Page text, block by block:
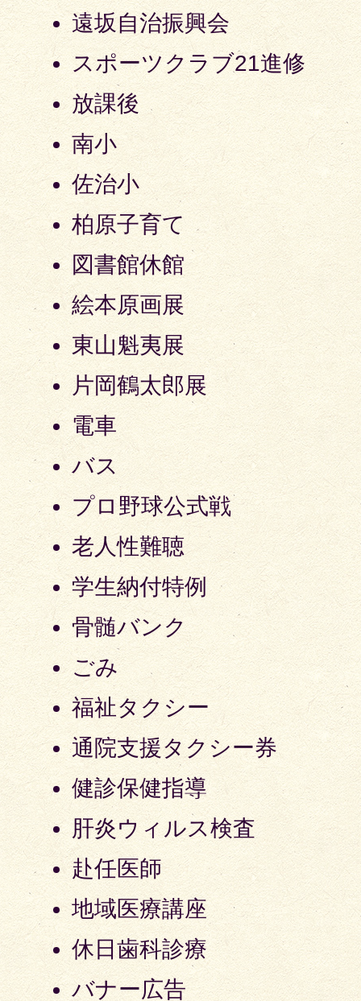
遠坂自治振興会
スポーツクラブ21進修
放課後
南小
佐治小
柏原子育て
図書館休館
絵本原画展
東山魁夷展
片岡鶴太郎展
電車
バス
プロ野球公式戦
老人性難聴
学生納付特例
骨髄バンク
ごみ
福祉タクシー
通院支援タクシー券
健診保健指導
肝炎ウィルス検査
赴任医師
地域医療講座
休日歯科診療
バナー広告